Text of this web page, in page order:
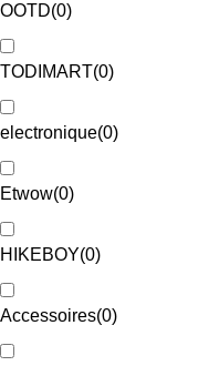
OOTD(0)
TODIMART(0)
electronique(0)
Etwow(0)
HIKEBOY(0)
Accessoires(0)